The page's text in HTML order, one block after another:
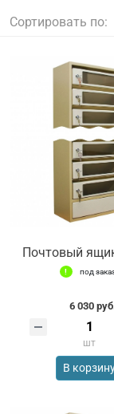
Сортировать по:
Почтовый
под
6 030
шт
В